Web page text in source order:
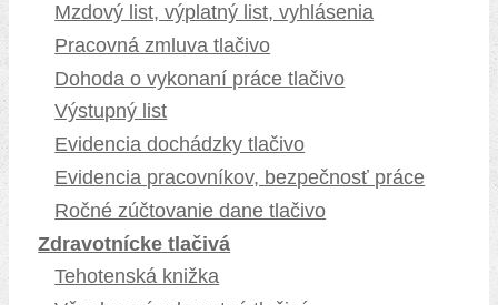
Mzdový list, výplatný list, vyhlásenia
Pracovná zmluva tlačivo
Dohoda o vykonaní práce tlačivo
Výstupný list
Evidencia dochádzky tlačivo
Evidencia pracovníkov, bezpečnosť práce
Ročné zúčtovanie dane tlačivo
Zdravotnícke tlačivá
Tehotenská knižka